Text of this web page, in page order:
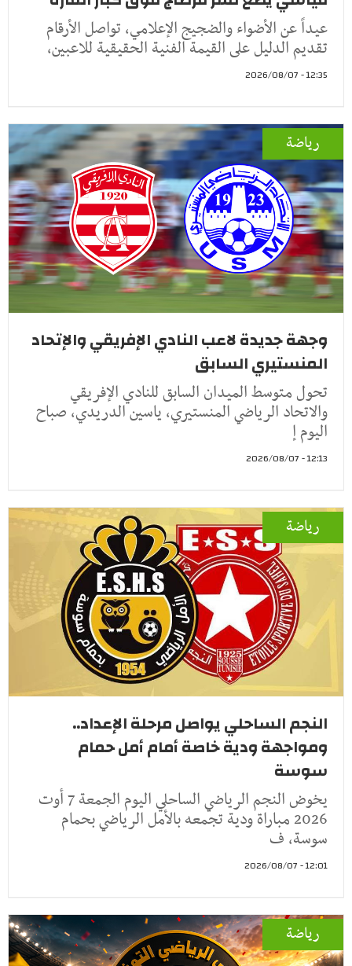
عيداً عن الأضواء والضجيج الإعلامي، تواصل الأرقام
تقديم الدليل على القيمة الفنية الحقيقية للاعبين،
12:35 - 2026/08/07
رياضة
وجهة جديدة لاعب النادي الإفريقي والإتحاد
المنستيري السابق
تحول متوسط الميدان السابق للنادي الإفريقي
والاتحاد الرياضي المنستيري، ياسين الدريدي، صباح
اليوم إ
12:13 - 2026/08/07
رياضة
النجم الساحلي يواصل مرحلة الإعداد..
ومواجهة ودية خاصة أمام أمل حمام
سوسة
يخوض النجم الرياضي الساحلي اليوم الجمعة 7 أوت
2026 مباراة ودية تجمعه بالأمل الرياضي بحمام
سوسة، ف
12:01 - 2026/08/07
رياضة